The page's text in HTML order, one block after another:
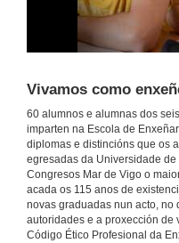
Vivamos como
60 alumnos e alumnas dos
imparten na Escola de
diplomas e distincións que os
egresadas da Universidade
Congresos Mar de Vigo o
acada os 115 anos de
novas graduadas nun acto,
autoridades e a proxección de
Código Ético Profesional da
2
2
2